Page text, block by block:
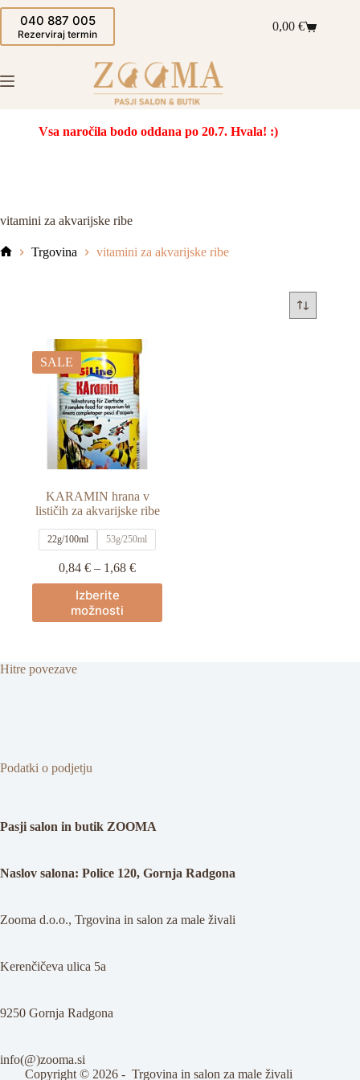
Skip
content
040 887 005
Rezerviraj termin
Shopping
0,00€
Vsa naročila bodo oddana po 20.7. Hvala! :)
vitamini za akvarijske ribe
Trgovina vitamini za akvarijske ribe
SALE
KARAMIN hrana v
lističih za akvarijske ribe
22g/100ml 53g/250ml
0,84€ – 1,68€Cenovni
razpon:
do
Izberite
možnosti
Ta
izdelek
ima
Hitre povezave
Podatki o podjetju
Pasji salon in butik ZOOMA
Naslov salona: Police 120, Gornja Radgona
Zooma d.o.o., Trgovina in salon za male živali
Kerenčičeva ulica 5a
9250 Gornja Radgona
info(@)zooma.si
Copyright © 2026 - Trgovina in salon za male živali